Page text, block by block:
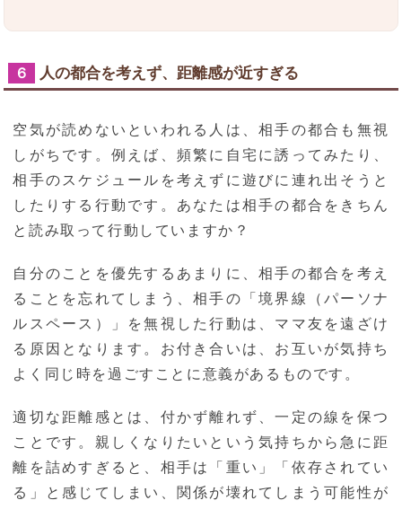
６ 人の都合を考えず、距離感が近すぎる
空気が読めないといわれる人は、相手の都合も無視
しがちです。例えば、頻繁に自宅に誘ってみたり、
相手のスケジュールを考えずに遊びに連れ出そうと
したりする行動です。あなたは相手の都合をきちん
と読み取って行動していますか？
自分のことを優先するあまりに、相手の都合を考え
ることを忘れてしまう、相手の「境界線（パーソナ
ルスペース）」を無視した行動は、ママ友を遠ざけ
る原因となります。お付き合いは、お互いが気持ち
よく同じ時を過ごすことに意義があるものです。
適切な距離感とは、付かず離れず、一定の線を保つ
ことです。親しくなりたいという気持ちから急に距
離を詰めすぎると、相手は「重い」「依存されてい
る」と感じてしまい、関係が壊れてしまう可能性が